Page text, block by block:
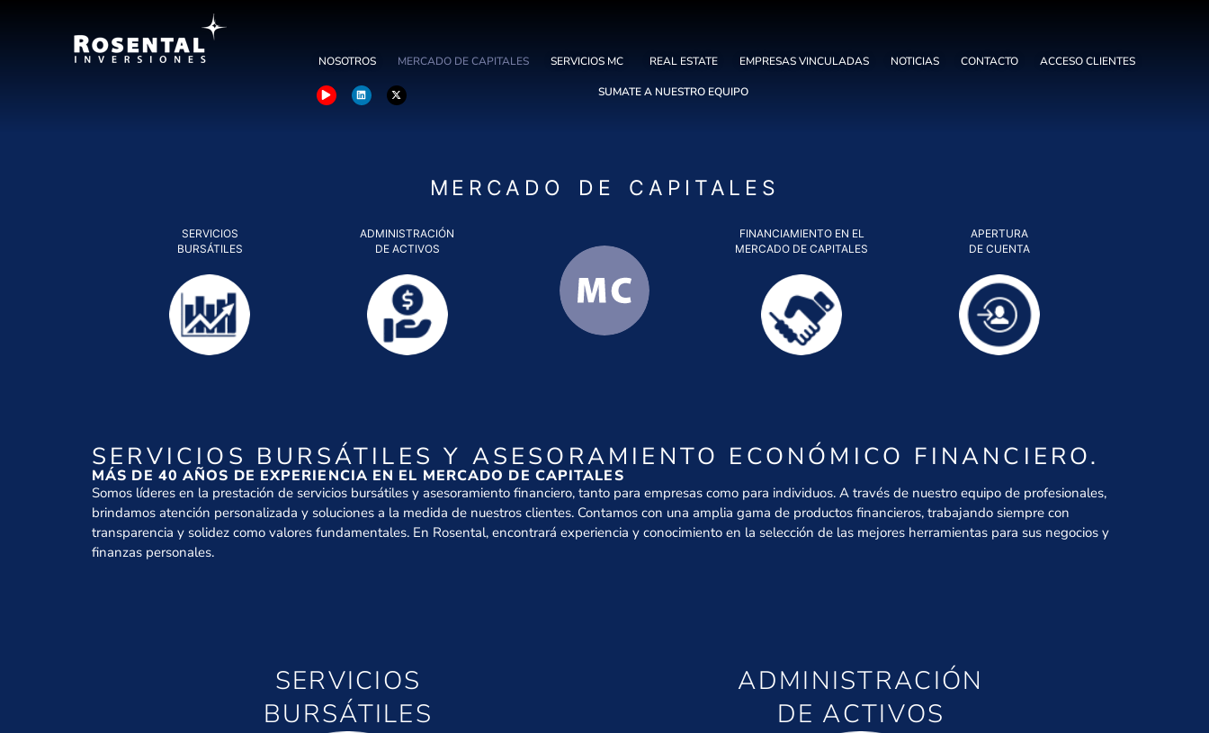
NOSOTROS MERCADO DE CAPITALES SERVICIOS MC REAL ESTATE EMPRESAS VINCULADAS NOTICIAS CONTACTO ACCESO CLIENTES
SUMATE A NUESTRO EQUIPO
MERCADO DE CAPITALES
SERVICIOS
BURSÁTILES
ADMINISTRACIÓN
DE ACTIVOS
FINANCIAMIENTO EN EL
MERCADO DE CAPITALES
APERTURA
DE CUENTA
SERVICIOS BURSÁTILES Y ASESORAMIENTO ECONÓMICO FINANCIERO.
MÁS DE 40 AÑOS DE EXPERIENCIA EN EL MERCADO DE CAPITALES
Somos líderes en la prestación de servicios bursátiles y asesoramiento financiero, tanto para empresas como para individuos. A través de nuestro equipo de profesionales,
brindamos atención personalizada y soluciones a la medida de nuestros clientes. Contamos con una amplia gama de productos financieros, trabajando siempre con
transparencia y solidez como valores fundamentales. En Rosental, encontrará experiencia y conocimiento en la selección de las mejores herramientas para sus negocios y
finanzas personales.
SERVICIOS
BURSÁTILES
ADMINISTRACIÓN
DE ACTIVOS